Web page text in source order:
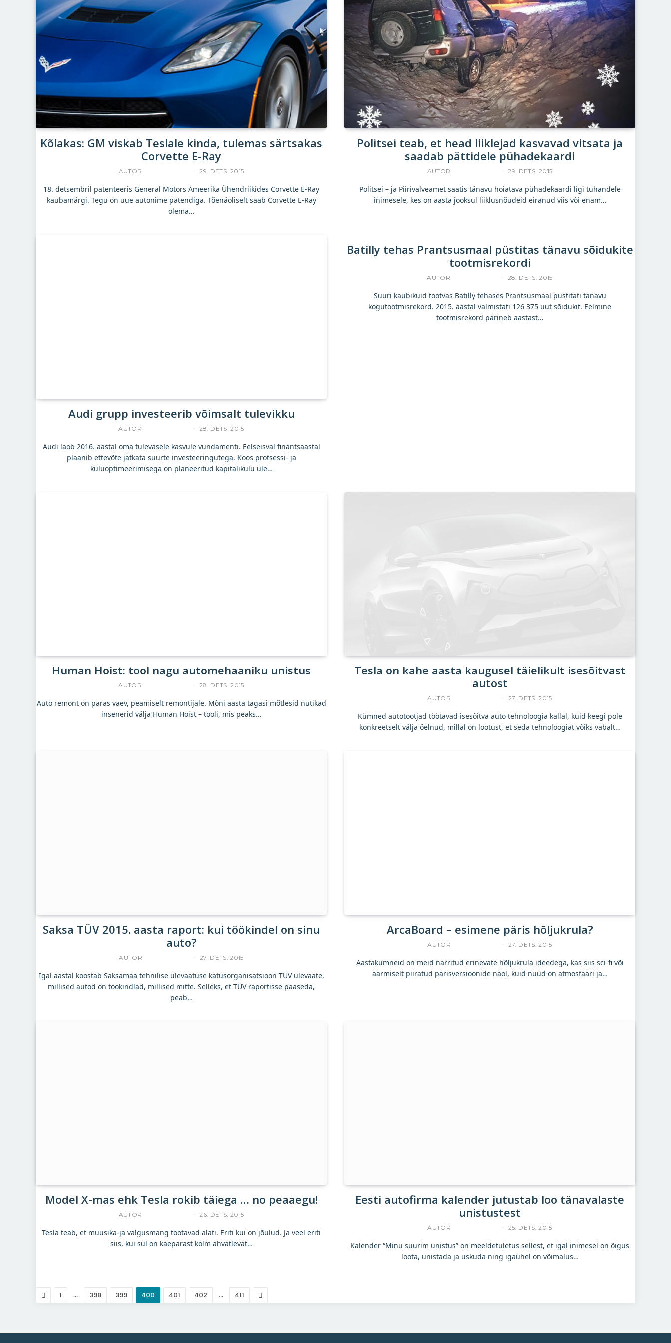
Kõlakas: GM viskab Teslale kinda, tulemas särtsakas
Corvette E-Ray
AUTOR 29. DETS. 2015
18. detsembril patenteeris General Motors Ameerika Ühendriikides Corvette E-Ray
kaubamärgi. Tegu on uue autonime patendiga. Tõenäoliselt saab Corvette E-Ray
olema…
Politsei teab, et head liiklejad kasvavad vitsata ja
saadab pättidele pühadekaardi
AUTOR 29. DETS. 2015
Politsei – ja Piirivalveamet saatis tänavu hoiatava pühadekaardi ligi tuhandele
inimesele, kes on aasta jooksul liiklusnõudeid eiranud viis või enam…
Audi grupp investeerib võimsalt tulevikku
AUTOR 28. DETS. 2015
Audi laob 2016. aastal oma tulevasele kasvule vundamenti. Eelseisval finantsaastal
plaanib ettevõte jätkata suurte investeeringutega. Koos protsessi- ja
kuluoptimeerimisega on planeeritud kapitalikulu üle…
Batilly tehas Prantsusmaal püstitas tänavu sõidukite
tootmisrekordi
AUTOR 28. DETS. 2015
Suuri kaubikuid tootvas Batilly tehases Prantsusmaal püstitati tänavu
kogutootmisrekord. 2015. aastal valmistati 126 375 uut sõidukit. Eelmine
tootmisrekord pärineb aastast…
Human Hoist: tool nagu automehaaniku unistus
AUTOR 28. DETS. 2015
Auto remont on paras vaev, peamiselt remontijale. Mõni aasta tagasi mõtlesid nutikad
insenerid välja Human Hoist – tooli, mis peaks…
Tesla on kahe aasta kaugusel täielikult isesõitvast
autost
AUTOR 27. DETS. 2015
Kümned autotootjad töötavad isesõitva auto tehnoloogia kallal, kuid keegi pole
konkreetselt välja öelnud, millal on lootust, et seda tehnoloogiat võiks vabalt…
Saksa TÜV 2015. aasta raport: kui töökindel on sinu
auto?
AUTOR 27. DETS. 2015
Igal aastal koostab Saksamaa tehnilise ülevaatuse katusorganisatsioon TÜV ülevaate,
millised autod on töökindlad, millised mitte. Selleks, et TÜV raportisse pääseda,
peab…
ArcaBoard – esimene päris hõljukrula?
AUTOR 27. DETS. 2015
Aastakümneid on meid narritud erinevate hõljukrula ideedega, kas siis sci-fi või
äärmiselt piiratud pärisversioonide näol, kuid nüüd on atmosfääri ja…
Model X-mas ehk Tesla rokib täiega … no peaaegu!
AUTOR 26. DETS. 2015
Tesla teab, et muusika-ja valgusmäng töötavad alati. Eriti kui on jõulud. Ja veel eriti
siis, kui sul on käepärast kolm ahvatlevat…
Eesti autofirma kalender jutustab loo tänavalaste
unistustest
AUTOR 25. DETS. 2015
Kalender “Minu suurim unistus” on meeldetuletus sellest, et igal inimesel on õigus
loota, unistada ja uskuda ning igaühel on võimalus…
Eelmine
1 … 398 399 400 401 402 … 411 Järgmine